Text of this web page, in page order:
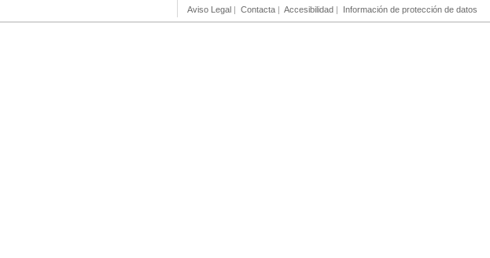
Aviso Legal | Contacta | Accesibilidad | Información de protección de datos